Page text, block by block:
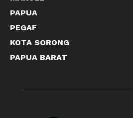
PAPUA
PEGAF
KOTA SORONG
PAPUA BARAT